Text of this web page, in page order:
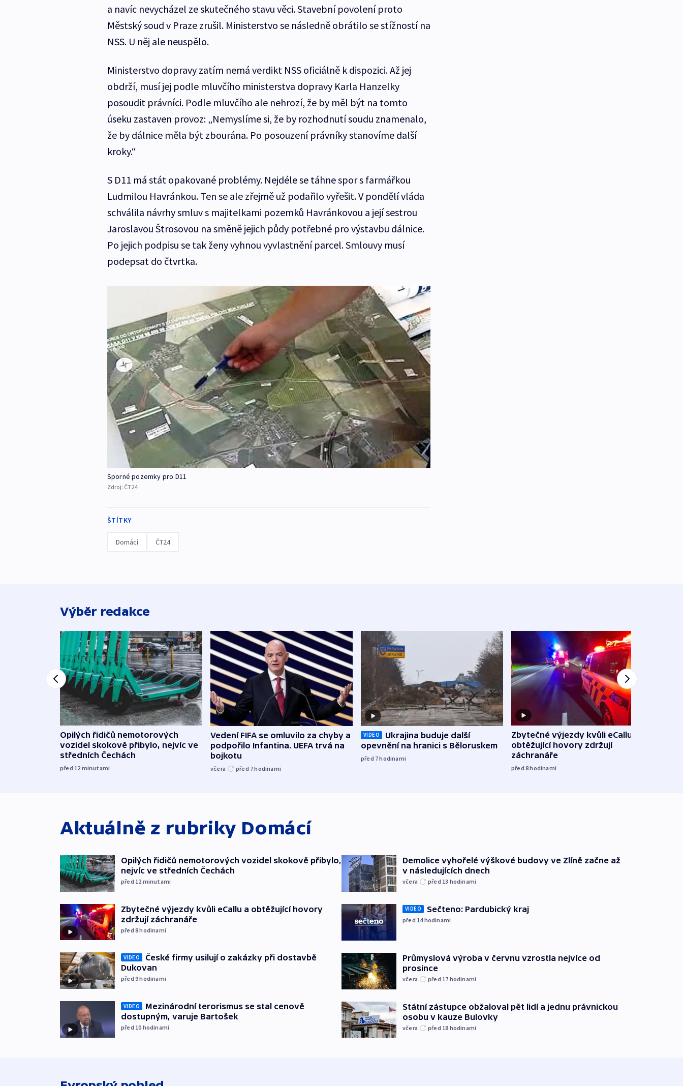
a navíc nevycházel ze skutečného stavu věci. Stavební povolení proto
Městský soud v Praze zrušil. Ministerstvo se následně obrátilo se stížností na
NSS. U něj ale neuspělo.
Ministerstvo dopravy zatím nemá verdikt NSS oficiálně k dispozici. Až jej
obdrží, musí jej podle mluvčího ministerstva dopravy Karla Hanzelky
posoudit právníci. Podle mluvčího ale nehrozí, že by měl být na tomto
úseku zastaven provoz: „Nemyslíme si, že by rozhodnutí soudu znamenalo,
že by dálnice měla být zbourána. Po posouzení právníky stanovíme další
kroky.“
S D11 má stát opakované problémy. Nejdéle se táhne spor s farmářkou
Ludmilou Havránkou. Ten se ale zřejmě už podařilo vyřešit. V pondělí vláda
schválila návrhy smluv s majitelkami pozemků Havránkovou a její sestrou
Jaroslavou Štrosovou na směně jejich půdy potřebné pro výstavbu dálnice.
Po jejich podpisu se tak ženy vyhnou vyvlastnění parcel. Smlouvy musí
podepsat do čtvrtka.
Sporné pozemky pro D11
Zdroj: ČT24
ŠTÍTKY
Domácí ČT24
Výběr redakce
Opilých řidičů nemotorových
vozidel skokově přibylo, nejvíc ve
středních Čechách
před 12 minutami
Vedení FIFA se omluvilo za chyby a
podpořilo Infantina. UEFA trvá na
bojkotu
včera před 7hodinami
VIDEO
Ukrajina buduje další
opevnění na hranici s Běloruskem
před 7hodinami
Zbytečné výjezdy kvůli eCallu a
obtěžující hovory zdržují
záchranáře
před 8hodinami
Aktuálně z rubriky Domácí
Opilých řidičů nemotorových vozidel skokově přibylo,
nejvíc ve středních Čechách
před 12 minutami
Zbytečné výjezdy kvůli eCallu a obtěžující hovory
zdržují záchranáře
před 8hodinami
VIDEO
České firmy usilují o zakázky při dostavbě
Dukovan
před 9hodinami
VIDEO
Mezinárodní terorismus se stal cenově
dostupným, varuje Bartošek
před 10 hodinami
Demolice vyhořelé výškové budovy ve Zlíně začne až
v následujících dnech
včera před 13 hodinami
VIDEO Sečteno: Pardubický kraj
před 14hodinami
Průmyslová výroba v červnu vzrostla nejvíce od
prosince
včera před 17 hodinami
Státní zástupce obžaloval pět lidí a jednu právnickou
osobu v kauze Bulovky
včera před 18 hodinami